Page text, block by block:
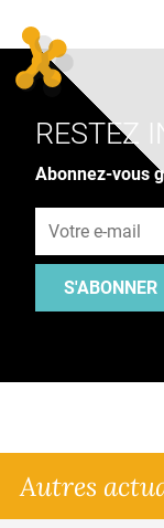
RESTEZ
Abonnez-vous
S'ABONNER
Autres